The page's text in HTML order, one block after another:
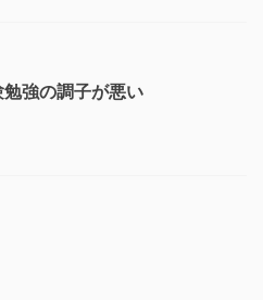
強の調子が悪い